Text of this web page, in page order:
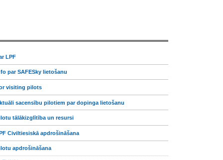
LPF
par SAFESky lietošanu
visiting pilots
sacensību pilotiem par dopinga lietošanu
tālākizglītība un resursi
Civiltiesiskā apdrošināšana
apdrošināšana